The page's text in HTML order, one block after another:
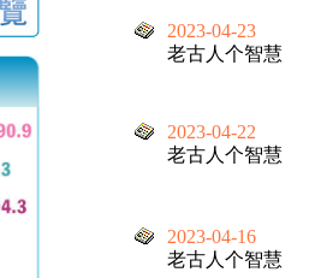
2023-04-23
老古人个智慧
2023-04-22
老古人个智慧
2023-04-16
老古人个智慧